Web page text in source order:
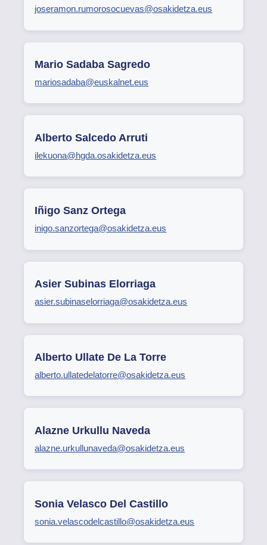
joseramon.rumorosocuevas@osakidetza.eus
Mario Sadaba Sagredo
mariosadaba@euskalnet.eus
Alberto Salcedo Arruti
ilekuona@hgda.osakidetza.eus
Iñigo Sanz Ortega
inigo.sanzortega@osakidetza.eus
Asier Subinas Elorriaga
asier.subinaselorriaga@osakidetza.eus
Alberto Ullate De La Torre
alberto.ullatedelatorre@osakidetza.eus
Alazne Urkullu Naveda
alazne.urkullunaveda@osakidetza.eus
Sonia Velasco Del Castillo
sonia.velascodelcastillo@osakidetza.eus